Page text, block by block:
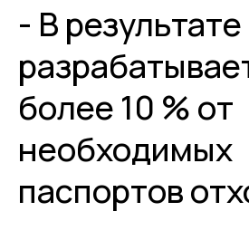
- В результате
более 10 % от
необходимых
паспортов